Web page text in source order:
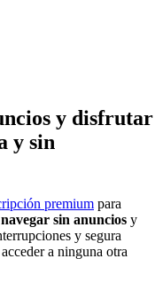
y disfrutar
y sin
premium para
navegar sin anuncios y
y segura
a ninguna otra